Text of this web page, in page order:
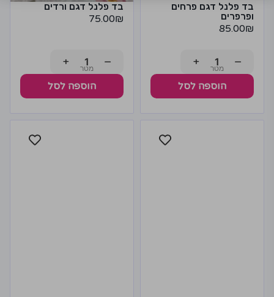
בד פלנל דגם פרחים
ופרפרים
85.00₪
−
+
הוספה לסל
בד פלנל דגם ורדים
75.00₪
−
+
הוספה לסל